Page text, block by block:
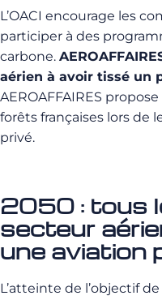
L’OACI encourage les
participer à des
carbone.
aérien à avoir tissé un
AEROAFFAIRES
forêts françaises lors de
privé.
2050 : tous
secteur
une aviation
L’atteinte de l’objectif